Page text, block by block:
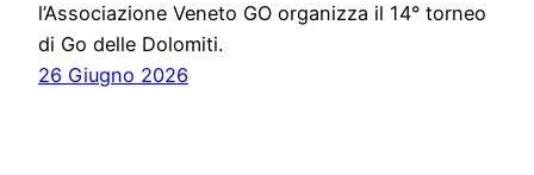
l’Associazione Veneto GO organizza il 14° torneo
di Go delle Dolomiti.
26 Giugno 2026